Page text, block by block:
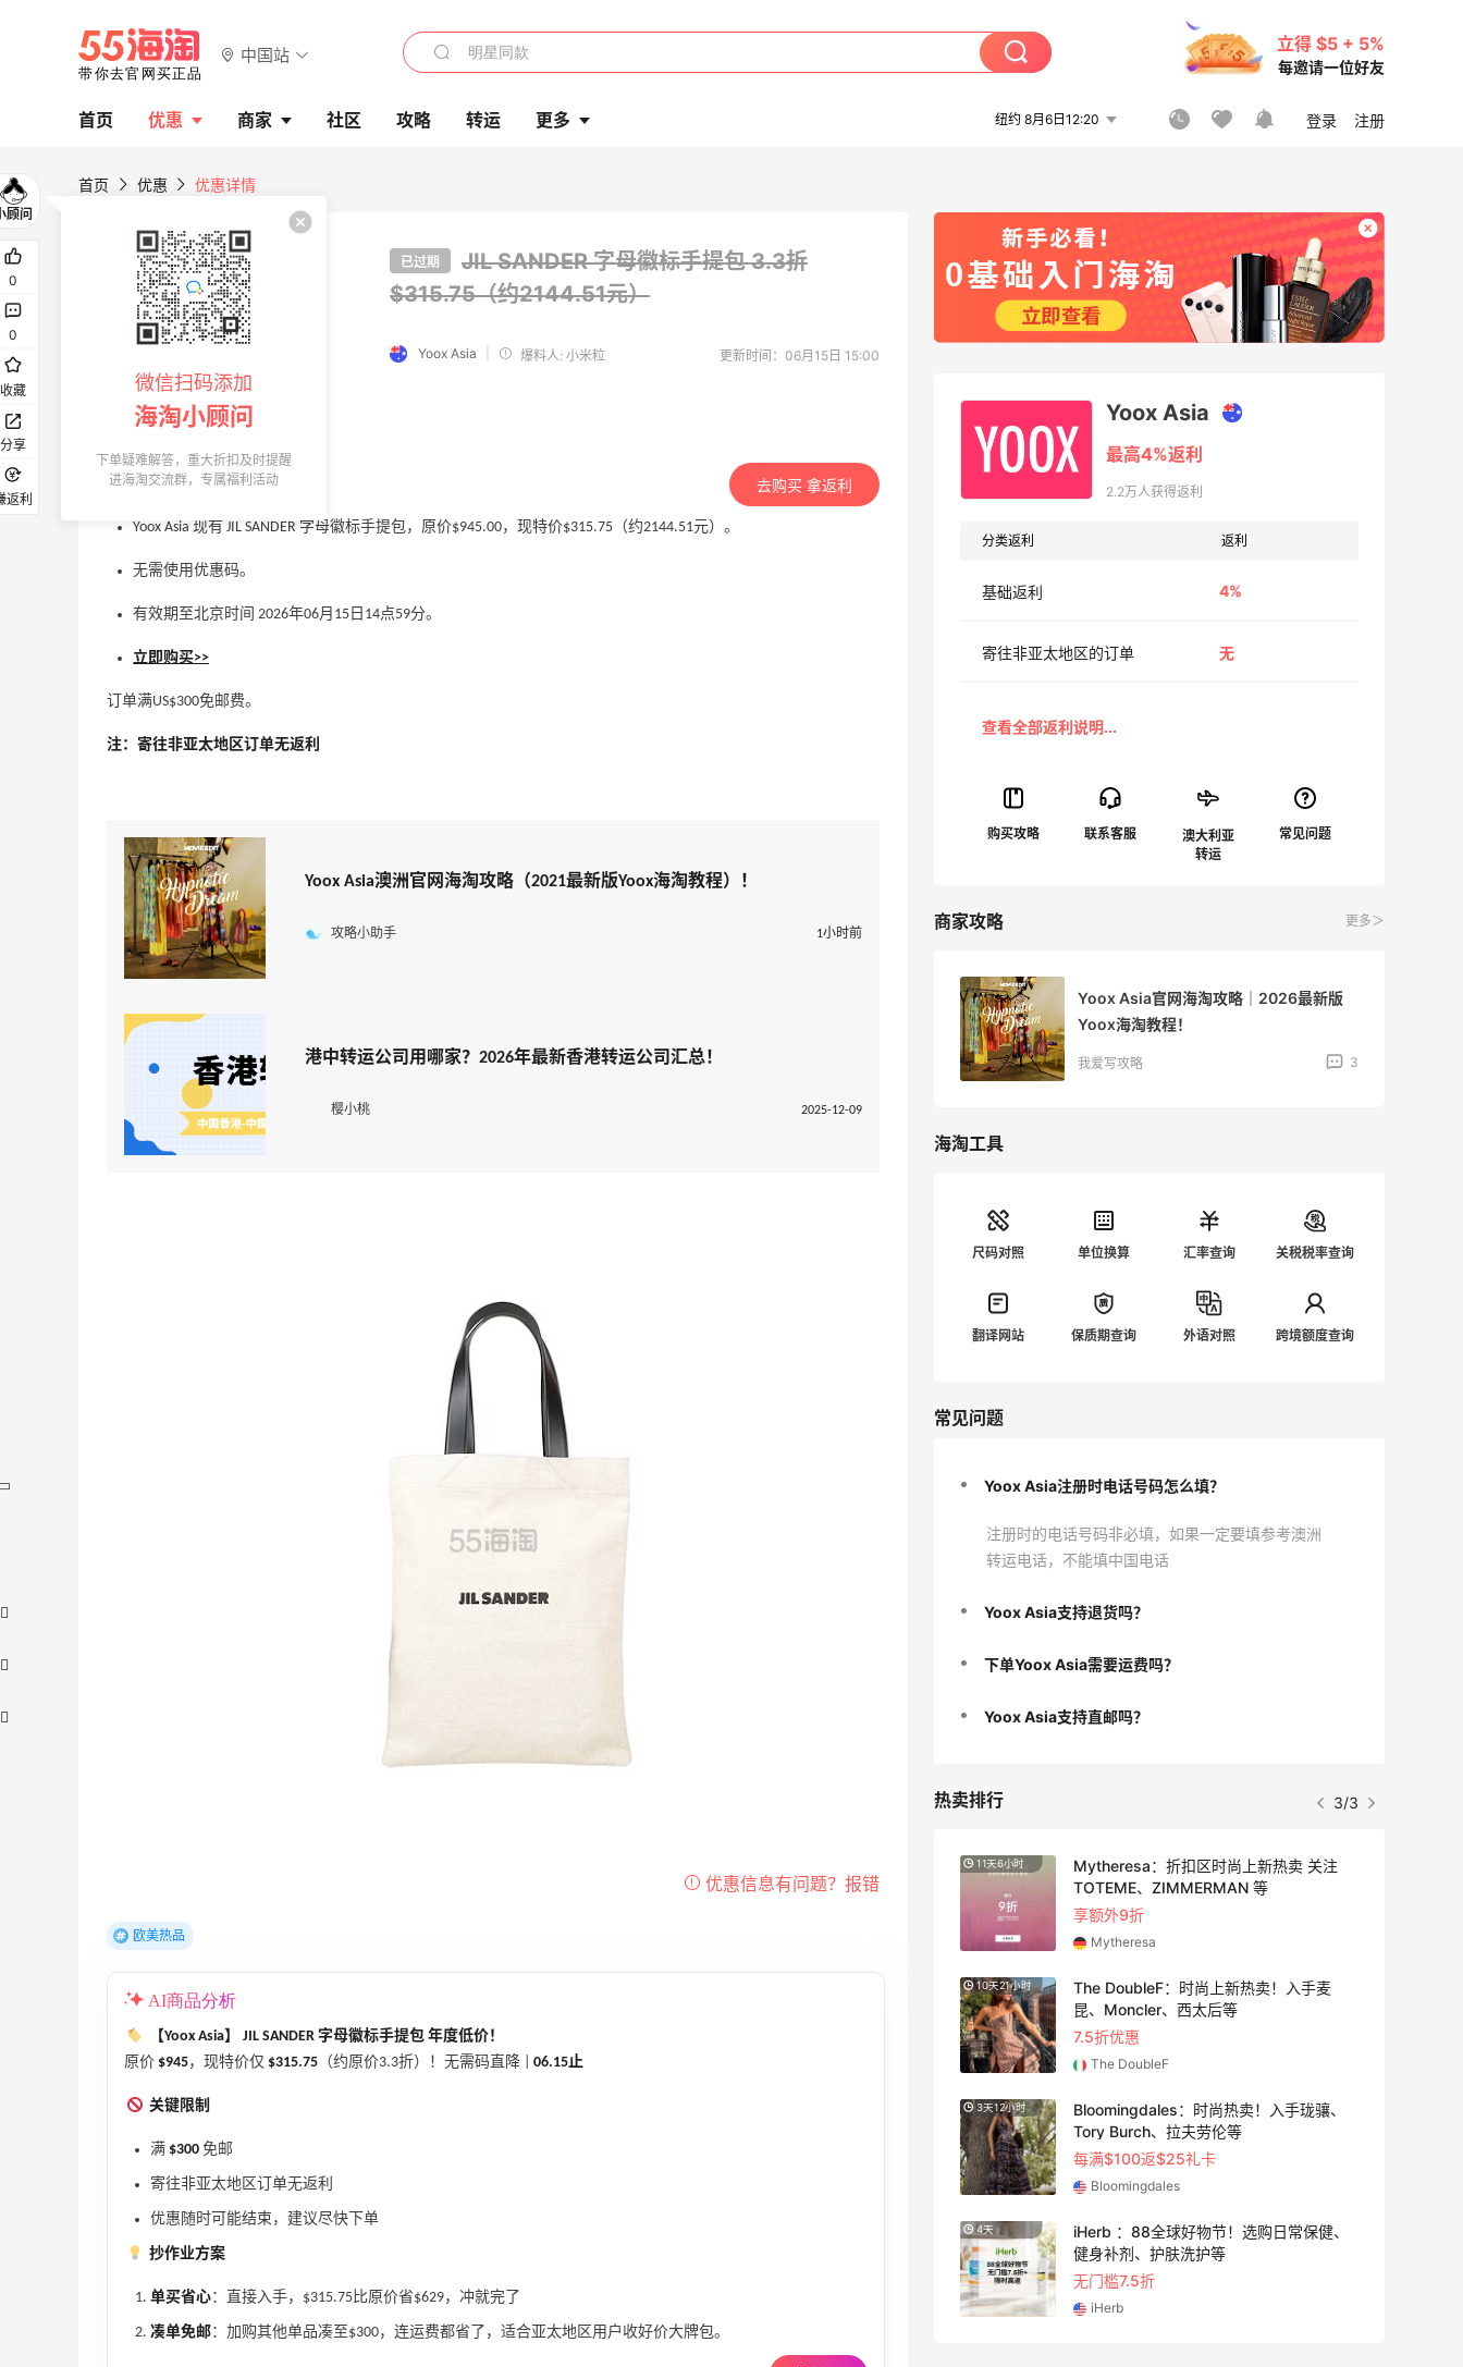
中国站
立得 $5 + 5%
每邀请一位好友
首页 优惠 商家 社区 攻略 转运 更多 纽约 8月6日12:20 登录 注册
首页 优惠 优惠详情
已过期 JIL SANDER 字母徽标手提包3.3折
$315.75（约2144.51元）
Yoox Asia 爆料人: 小米粒 更新时间：06月15日 15:00
去购买 拿返利
Yoox Asia 现有 JIL SANDER 字母徽标手提包，原价$945.00，现特价$315.75（约2144.51元）。
无需使用优惠码。
有效期至北京时间 2026年06月15日14点59分。
立即购买>>
订单满US$300免邮费。
注：寄往非亚太地区订单无返利
Yoox Asia澳洲官网海淘攻略（2021最新版Yoox海淘教程）！
攻略小助手 1小时前
港中转运公司用哪家？2026年最新香港转运公司汇总！
樱小桃 2025-12-09
欧美热品
AI商品分析
【Yoox Asia】 JIL SANDER 字母徽标手提包 年度低价！
原价 $945，现特价仅 $315.75 （约原价3.3折）！无需码直降 | 06.15止
关键限制
满 $300 免邮
寄往非亚太地区订单无返利
优惠随时可能结束，建议尽快下单
抄作业方案
单买省心：直接入手，$315.75比原价省$629，冲就完了
凑单免邮：加购其他单品凑至$300，连运费都省了，适合亚太地区用户收好价大牌包。
Yoox Asia
最高4%返利
2.2万人获得返利
分类返利 返利
基础返利 4%
寄往非亚太地区的订单 无
澳大利亚
转运
商家攻略 更多＞
我爱写攻略
Yoox Asia官网海淘攻略｜2026最新版
Yoox海淘教程！
我爱写攻略 3
海淘工具
尺码对照 单位换算 汇率查询 关税税率查询
翻译网站 保质期查询 外语对照 跨境额度查询
常见问题
Yoox Asia注册时电话号码怎么填？
注册时的电话号码非必填，如果一定要填参考澳洲
转运电话，不能填中国电话
Yoox Asia支持退货吗？
下单Yoox Asia需要运费吗？
Yoox Asia支持直邮吗？
热卖排行 3/3
adidas HK
【55专享】Bobbi Brown 美网：美妆礼
遇！满$150立省$50
满赠正装橘子眼霜+精华唇蜜等好礼
Bobbi Brown
Diesel Europe：折扣区上新热卖！入手包
低至5折
Diesel Europe
Maje US
Sandro us：限时闪促！法式美衣精选
11天6小时
Mytheresa：折扣区时尚上新热卖 关注
TOTEME、ZIMMERMAN 等
享额外9折
Mytheresa
10天21小时
The DoubleF：时尚上新热卖！入手麦
昆、Moncler、西太后等
7.5折优惠
The DoubleF
3天12小时
Bloomingdales：时尚热卖！入手珑骧、
Tory Burch、拉夫劳伦等
每满$100返$25礼卡
Bloomingdales
4天
iHerb ：88全球好物节！选购日常保健、
健身补剂、护肤洗护等
无门槛7.5折
iHerb
0
0
收藏
分享
返利
微信扫码添加
海淘小顾问
下单疑难解答，重大折扣及时提醒
进海淘交流群，专属福利活动